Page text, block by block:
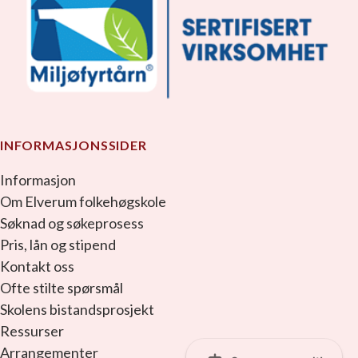
INFORMASJONSSIDER
Informasjon
Om Elverum folkehøgskole
Søknad og søkeprosess
Pris, lån og stipend
Kontakt oss
Ofte stilte spørsmål
Skolens bistandsprosjekt
Ressurser
Arrangementer